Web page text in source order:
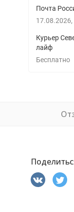
Почта
17.08.2026
Курьер
лайф
Бесплатно